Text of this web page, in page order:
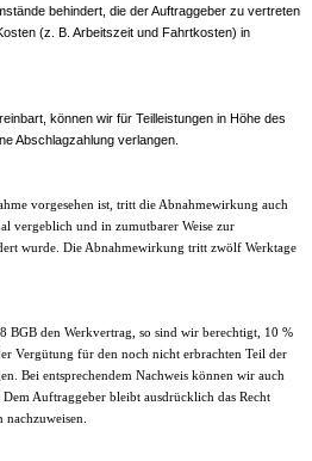
behindert, die der Auftraggeber zu vertreten
(z. B. Arbeitszeit und Fahrtkosten) in
können wir für Teilleistungen in Höhe des
Abschlagzahlung verlangen.
vorgesehen ist, tritt die Abnahmewirkung auch
vergeblich und in zumutbarer Weise zur
wurde. Die Abnahmewirkung tritt zwölf Werktage
BGB den Werkvertrag, so sind wir berechtigt, 10 %
Vergütung für den noch nicht erbrachten Teil der
Bei entsprechendem Nachweis können wir auch
Auftraggeber bleibt ausdrücklich das Recht